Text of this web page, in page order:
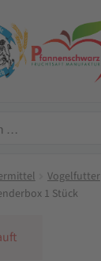
Vogelfutter
1 Stück